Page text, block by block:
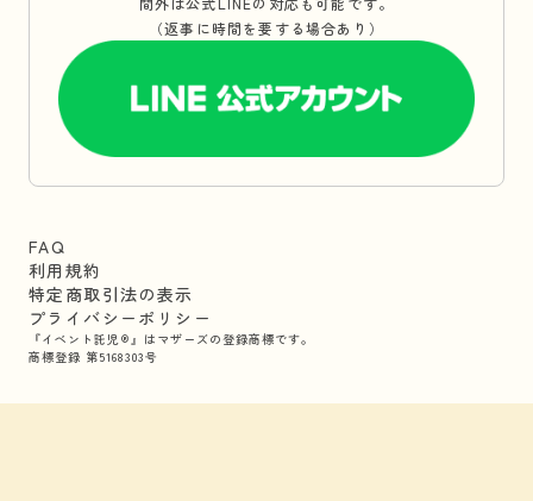
（返事に時間を要する場合あり）
FAQ
利用規約
特定商取引法の表示
プライバシーポリシー
『イベント託児®』はマザーズの登録商標です。
商標登録 第5168303号